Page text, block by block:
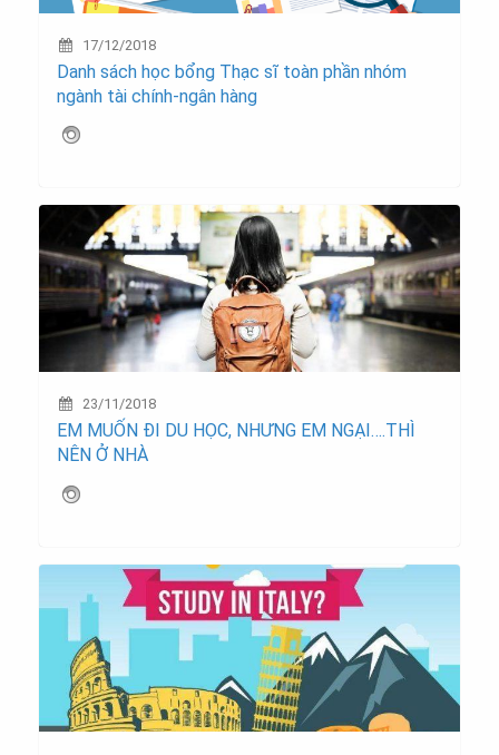
17/12/2018
Danh sách học bổng Thạc sĩ toàn phần nhóm
ngành tài chính-ngân hàng
23/11/2018
EM MUỐN ĐI DU HỌC, NHƯNG EM NGẠI….THÌ
NÊN Ở NHÀ